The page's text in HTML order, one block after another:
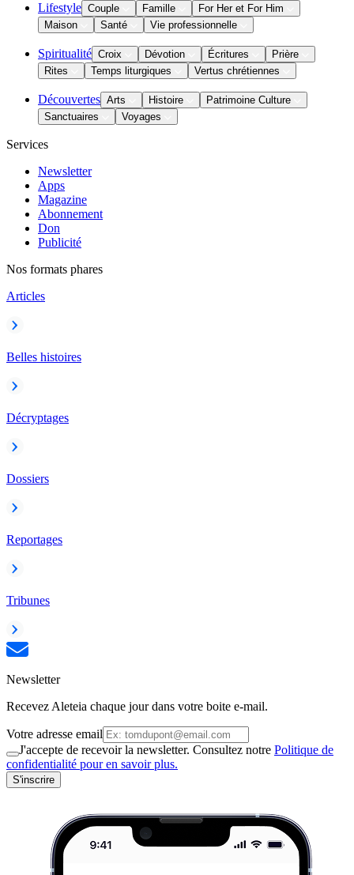
Lifestyle Couple Famille
For Her et For Him
Maison
Santé Vie professionnelle
Spiritualité Croix Dévotion Écritures
Prière
Rites
Temps liturgiques Vertus chrétiennes
Découvertes Arts Histoire
Patrimoine Culture
Sanctuaires
Voyages
Services
Newsletter
Apps
Magazine
Abonnement
Don
Publicité
Nos formats phares
Articles
Belles histoires
Décryptages
Dossiers
Reportages
Tribunes
Newsletter
Recevez Aleteia chaque jour dans votre boite e-mail.
Votre adresse email
J'accepte de recevoir la newsletter. Consultez notre Politique de
confidentialité pour en savoir plus.
S'inscrire